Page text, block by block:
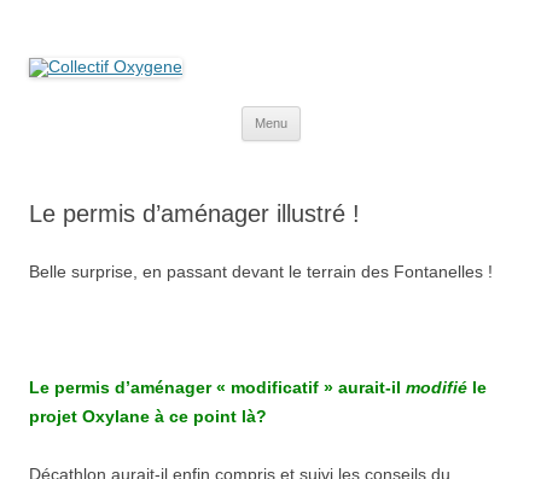
Menu
Le permis d’aménager illustré !
Belle surprise, en passant devant le terrain des Fontanelles !
Le permis d’aménager « modificatif » aurait-il modifié le
projet Oxylane à ce point là?
Décathlon aurait-il enfin compris et suivi les conseils du